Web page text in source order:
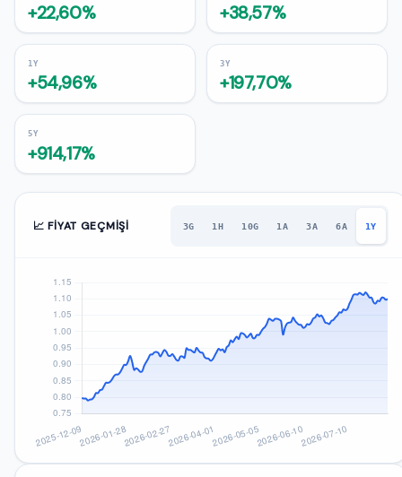
+22,60% +38,57%
1Y
+54,96%
3Y
+197,70%
5Y
+914,17%
📈 FIYAT GEÇMIŞI 3G 1H 10G 1A 3A 6A 1Y